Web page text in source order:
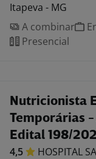
Itapeva - MG
A combinar
Presencial
Nutricionista
Temporárias -
Edital 198/
4,5 HOSPITAL